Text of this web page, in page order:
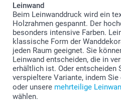
Leinwand
Beim Leinwanddruck wird ein
Holzrahmen gespannt. Der
besonders intensive Farben.
klassische Form der
jeden Raum geeignet. Sie
Leinwand entscheiden, die in
erhältlich ist. Oder entscheiden
verspieltere Variante, indem Sie
oder unsere mehrteilige
wählen.